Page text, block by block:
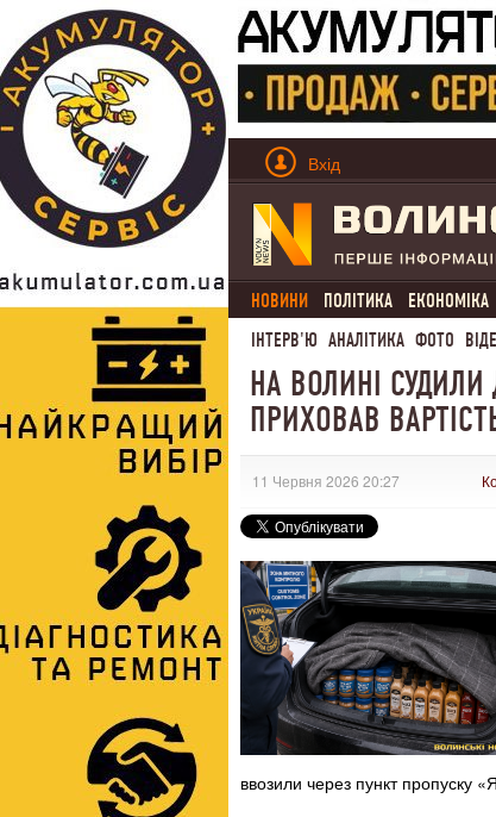
Вхід
НОВИНИ ПОЛІТИКА ЕКОНОМІКА
ІНТЕРВ'Ю АНАЛІТИКА ФОТО
НА ВОЛИНІ
ПРИХОВАВ
11 Червня 2026 20:27
ввозили через пункт пропуску